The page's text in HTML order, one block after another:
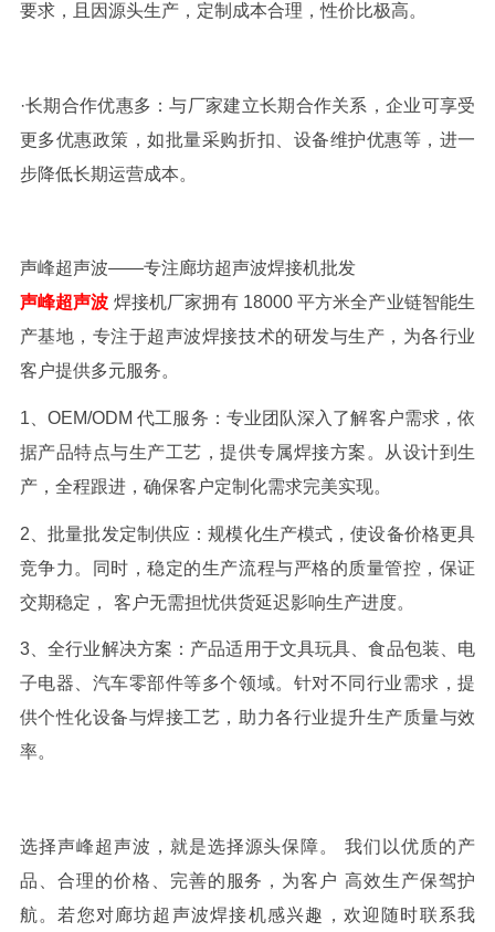
要求，且因源头生产，定制成本合理，性价比极高。
·长期合作优惠多：与厂家建立长期合作关系，企业可享受
更多优惠政策，如批量采购折扣、设备维护优惠等，进一
步降低长期运营成本。
声峰超声波——专注廊坊超声波焊接机批发
声峰超声波 焊接机厂家拥有18000 平方米全产业链智能生
产基地，专注于超声波焊接技术的研发与生产，为各行业
客户提供多元服务。
1 、OEM/ODM代工服务：专业团队深入了解客户需求，依
据产品特点与生产工艺，提供专属焊接方案。从设计到生
产，全程跟进，确保客户定制化需求完美实现。
2 、批量批发定制供应：规模化生产模式，使设备价格更具
竞争力。同时，稳定的生产流程与严格的质量管控，保证
交期稳定，
客户无需担忧供货延迟影响生产进度。
3、全行业解决方案：产品适用于文具玩具、食品包装、电
子电器、汽车零部件等多个领域。针对不同行业需求，提
供个性化设备与焊接工艺，助力各行业提升生产质量与效
率。
选择声峰超声波，就是选择源头保障。 我们 以优质的产
品、合理的价格、完善的服务，为客户 高效生产保驾护
航。若您对廊坊超声波焊接机感兴趣，欢迎随时联系我